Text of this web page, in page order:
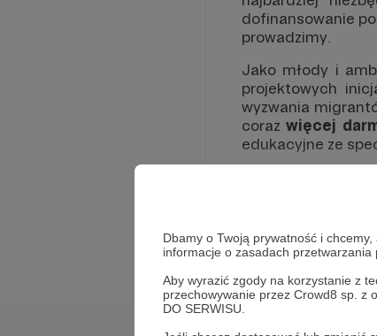
Dbamy o Twoją prywatność i
informacje o zasadach przetwarzania
Aby wyrazić zgody na korzystanie z
przechowywanie przez Crowd8 sp. z
DO SERWISU.
dofinansowanie
prowadzimy.
Jako młody i
projektowych
wyzwania
corazwięcej
edukacyjne ze
Fundacji przez
nieodpłatnej
dostępni dla
aktualną
Jakie online